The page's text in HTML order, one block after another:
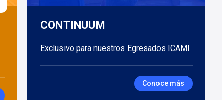
CONTINUUM
Exclusivo para nuestros Egresados ICAMI
Conoce más